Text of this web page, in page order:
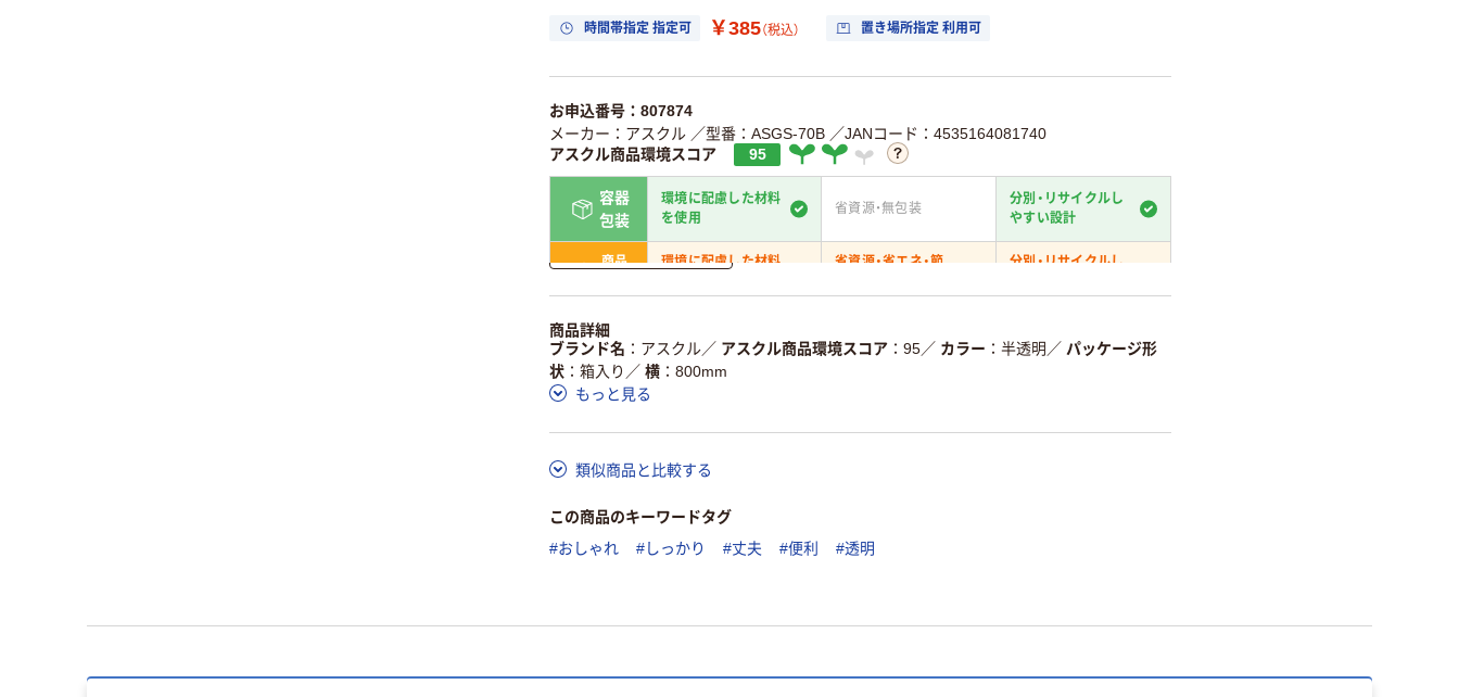
時間帯指定 指定可 ￥385（税込） 置き場所指定 利用可
お申込番号：807874
メーカー：アスクル ／型番：ASGS-70B ／JANコード：4535164081740
アスクル商品環境スコア
95
容器
包装
環境に配慮した材料
を使用
省資源・無包装
分別・リサイクルし
やすい設計
商品
環境に配慮した材料
省資源・省エネ・節
分別・リサイクルし
仕組
ある
いる
削減
この商品の環境配慮ポイントです。詳しくはページ下部の商品詳細「
ア詳細／加点項目
詳しく見る
商品詳細
ブランド名
アスクル／ アスクル商品環境スコア 95／ カラー 半透明 ／ パッケージ形
状
箱入り ／ 横
800mm
もっと見る
類似商品と比較する
この商品のキーワードタグ
#おしゃれ #しっかり #丈夫 #便利 #透明